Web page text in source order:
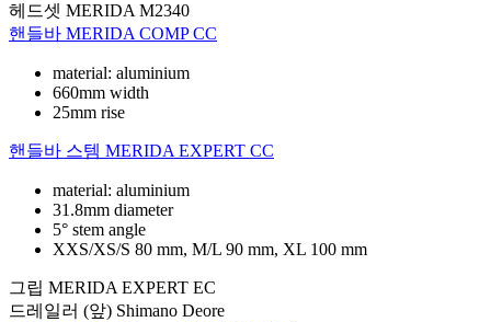
헤드셋 MERIDA M2340
핸들바 MERIDA COMP CC
material: aluminium
660mm width
25mm rise
핸들바 스템 MERIDA EXPERT CC
material: aluminium
31.8mm diameter
5° stem angle
XXS/XS/S 80 mm, M/L 90 mm, XL 100 mm
그립 MERIDA EXPERT EC
드레일러 (앞) Shimano Deore